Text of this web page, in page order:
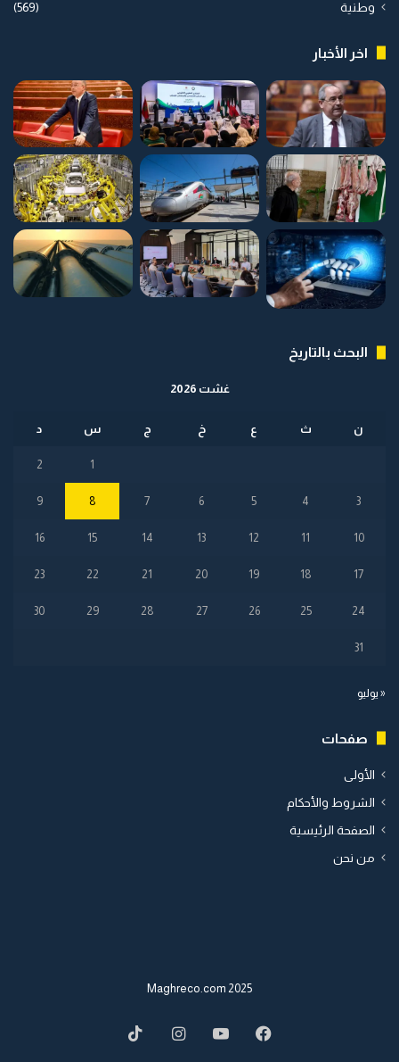
وطنية (569)
اخر الأخبار
البحث بالتاريخ
غشت 2026
ن ث ع خ ج س د
1
2
3
4
5
6
7
8
9
10
11
12
13
14
15
16
17
18
19
20
21
22
23
24
25
26
27
28
29
30
31
« يوليو
صفحات
الأولى
الشروط والأحكام
الصفحة الرئيسية
من نحن
2025 Maghreco.com
Facebook
YouTube
Instagram